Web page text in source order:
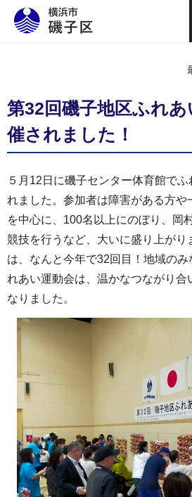
第32回磯子地区ふれあ
催されました！
５月12日に磯子センター体育館で
れました。参加者は障害がある方や
を中心に、100名以上にのぼり、岡
競技を行うなど、大いに盛り上がり
は、なんと今年で32回目！地域の
れあい運動会は、温かなつながり合
なりました。